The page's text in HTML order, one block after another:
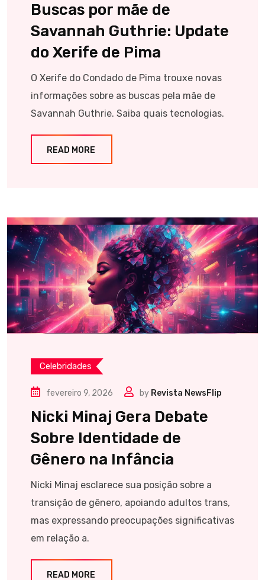
Buscas por mãe de
Savannah Guthrie: Update
do Xerife de Pima
O Xerife do Condado de Pima trouxe novas
informações sobre as buscas pela mãe de
Savannah Guthrie. Saiba quais tecnologias.
READ MORE
Celebridades
fevereiro 9, 2026 by Revista NewsFlip
Nicki Minaj Gera Debate
Sobre Identidade de
Gênero na Infância
Nicki Minaj esclarece sua posição sobre a
transição de gênero, apoiando adultos trans,
mas expressando preocupações significativas
em relação a.
READ MORE